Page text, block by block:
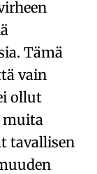
Tämä
vain
ollut
muita
tavallisen